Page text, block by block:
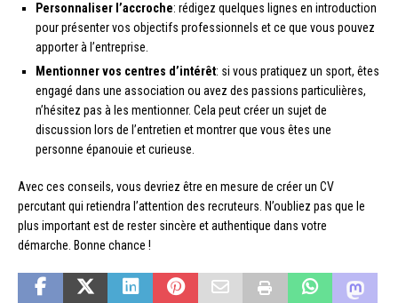
Personnaliser l’accroche: rédigez quelques lignes en introduction
pour présenter vos objectifs professionnels et ce que vous pouvez
apporter à l’entreprise.
Mentionner vos centres d’intérêt: si vous pratiquez un sport, êtes
engagé dans une association ou avez des passions particulières,
n’hésitez pas à les mentionner. Cela peut créer un sujet de
discussion lors de l’entretien et montrer que vous êtes une
personne épanouie et curieuse.
Avec ces conseils, vous devriez être en mesure de créer un CV
percutant qui retiendra l’attention des recruteurs. N’oubliez pas que le
plus important est de rester sincère et authentique dans votre
démarche. Bonne chance !